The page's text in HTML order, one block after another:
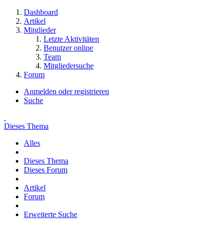
Dashboard
Artikel
Mitglieder
Letzte Aktivitäten
Benutzer online
Team
Mitgliedersuche
Forum
Anmelden oder registrieren
Suche
Dieses Thema
Alles
Dieses Thema
Dieses Forum
Artikel
Forum
Erweiterte Suche